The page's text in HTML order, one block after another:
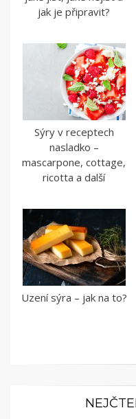
jak je připravit?
Sýry v receptech
nasladko –
mascarpone, cottage,
ricotta a další
Uzení sýra – jak na to?